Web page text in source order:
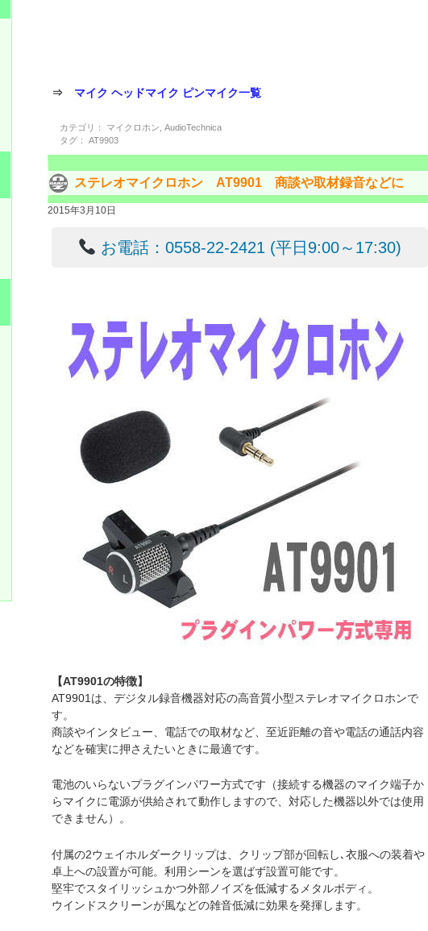
⇒ マイク ヘッドマイク ピンマイク一覧
カテゴリ： マイクロホン ,AudioTechnica
タグ：
AT9903
ステレオマイクロホン AT9901 商談や取材録音などに
2015年3月10日
お電話：0558-22-2421 (平日9:00～17:30)
【AT9901の特徴】
AT9901は、デジタル録音機器対応の高音質小型ステレオマイクロホンで
す。
商談やインタビュー、電話での取材など、至近距離の音や電話の通話内容
などを確実に押さえたいときに最適です。
電池のいらないプラグインパワー方式です（接続する機器のマイク端子か
らマイクに電源が供給されて動作しますので、対応した機器以外では使用
できません）。
付属の2ウェイホルダークリップは、クリップ部が回転し､衣服への装着や
卓上への設置が可能。利用シーンを選ばず設置可能です。
堅牢でスタイリッシュかつ外部ノイズを低減するメタルボディ。
ウインドスクリーンが風などの雑音低減に効果を発揮します。